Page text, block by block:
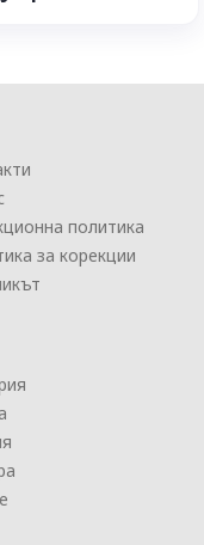
политика
за корекции